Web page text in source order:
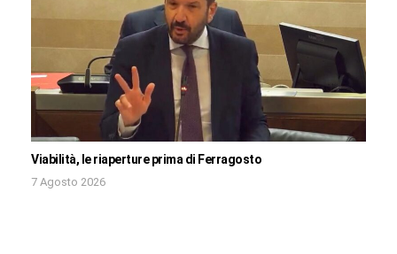
Viabilità, le riaperture prima di Ferragosto
7 Agosto 2026